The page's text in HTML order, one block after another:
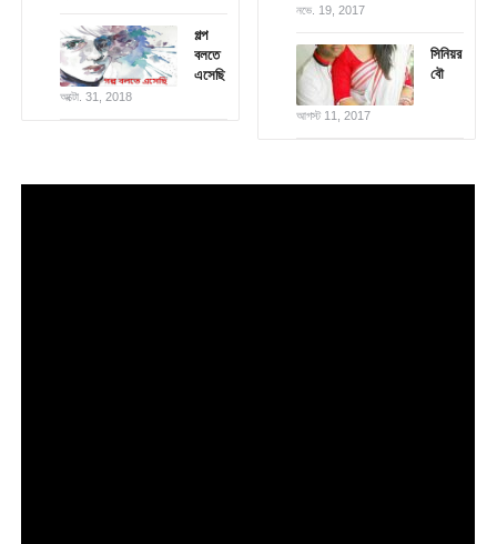
গল্প
বলতে
এসেছি
অক্টো. 31, 2018
নভে. 19, 2017
সিনিয়র
বৌ
আগস্ট 11, 2017